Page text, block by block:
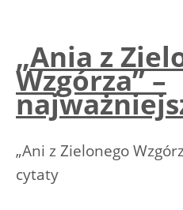
„Ania z
Wzgórza” –
„Ani z Zielonego
cytaty